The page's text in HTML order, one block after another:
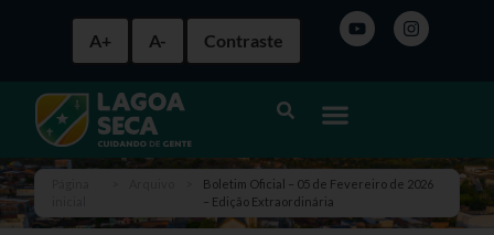
A+ A- Contraste
Boletim Oficial – 05 de Fevereiro de 2026
– Edição Extraordinária